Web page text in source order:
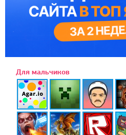
Для мальчиков